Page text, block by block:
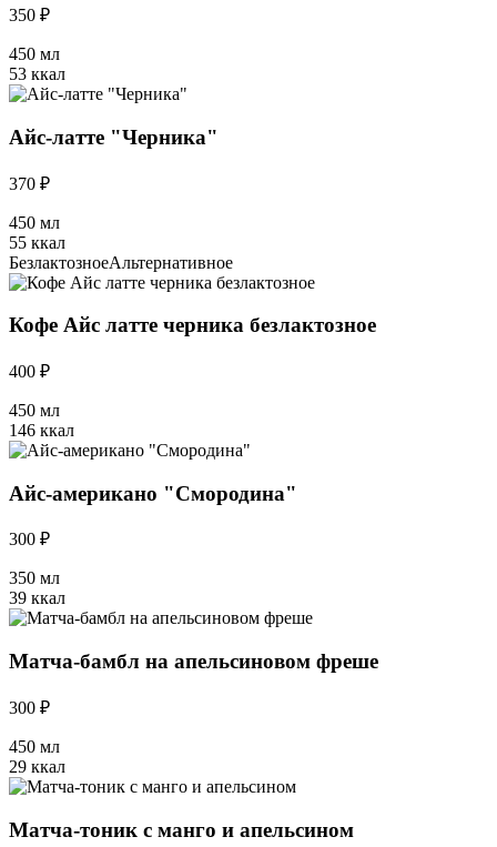
350 ₽
450 мл
53 ккал
Айс-латте "Черника"
370 ₽
450 мл
55 ккал
БезлактозноеАльтернативное
Кофе Айс латте черника безлактозное
400 ₽
450 мл
146 ккал
Айс-американо "Смородина"
300 ₽
350 мл
39 ккал
Матча-бамбл на апельсиновом фреше
300 ₽
450 мл
29 ккал
Матча-тоник с манго и апельсином